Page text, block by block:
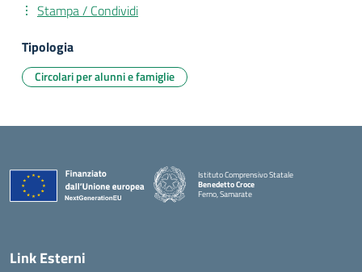
Stampa / Condividi
Tipologia
Circolari per alunni e famiglie
Istituto Comprensivo Statale
Benedetto Croce
Ferno, Samarate
Link Esterni